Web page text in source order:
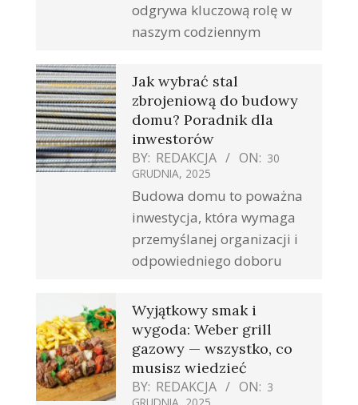
odgrywa kluczową rolę w
naszym codziennym
Jak wybrać stal
zbrojeniową do budowy
domu? Poradnik dla
inwestorów
BY: REDAKCJA ON: 30
GRUDNIA, 2025
Budowa domu to poważna
inwestycja, która wymaga
przemyślanej organizacji i
odpowiedniego doboru
Wyjątkowy smak i
wygoda: Weber grill
gazowy — wszystko, co
musisz wiedzieć
BY: REDAKCJA ON: 3